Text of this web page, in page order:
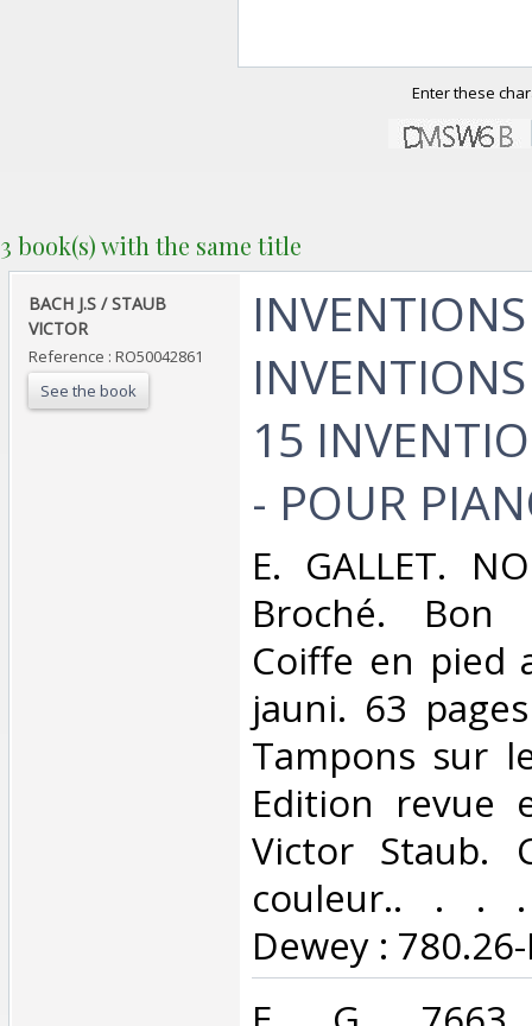
Enter these
3 book(s) with the same title
‎BACH J.S / STAUB
VICTOR‎
Reference : RO50042861
See the book
15
- POUR
‎E. GALLET.
Broché. Bon
Coiffe en pied
jauni. 63
Tampons sur
Edition revue
Victor Staub.
couleur.. . . .
Dewey :